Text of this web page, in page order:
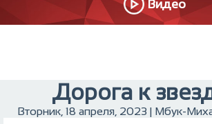
Видео
Дорога к
Вторник, 18 апреля, 2023 | Мбук-